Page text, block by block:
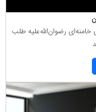
رضوان‌الله‌علیه طلب